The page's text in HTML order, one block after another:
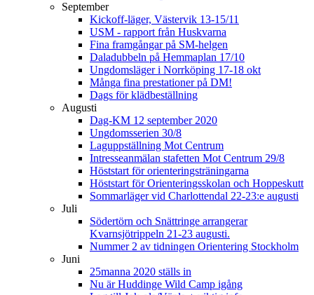
September
Kickoff-läger, Västervik 13-15/11
USM - rapport från Huskvarna
Fina framgångar på SM-helgen
Daladubbeln på Hemmaplan 17/10
Ungdomsläger i Norrköping 17-18 okt
Många fina prestationer på DM!
Dags för klädbeställning
Augusti
Dag-KM 12 september 2020
Ungdomsserien 30/8
Laguppställning Mot Centrum
Intresseanmälan stafetten Mot Centrum 29/8
Höststart för orienteringsträningarna
Höststart för Orienteringsskolan och Hoppeskutt
Sommarläger vid Charlottendal 22-23:e augusti
Juli
Södertörn och Snättringe arrangerar
Kvarnsjötrippeln 21-23 augusti.
Nummer 2 av tidningen Orientering Stockholm
Juni
25manna 2020 ställs in
Nu är Huddinge Wild Camp igång